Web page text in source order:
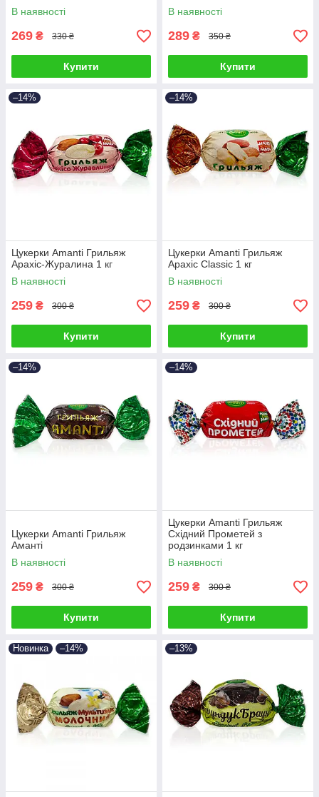
В наявності
269 ₴ 330 ₴
Купити
В наявності
289 ₴ 350 ₴
Купити
–14%
Цукерки Amanti Грильяж
Арахіс-Журалина 1 кг
В наявності
259 ₴ 300 ₴
Купити
–14%
Цукерки Amanti Грильяж
Арахіс Classic 1 кг
В наявності
259 ₴ 300 ₴
Купити
–14%
Цукерки Amanti Грильяж
Аманті
В наявності
259 ₴ 300 ₴
Купити
–14%
Цукерки Amanti Грильяж
Східний Прометей з
родзинками 1 кг
В наявності
259 ₴ 300 ₴
Купити
Новинка –14% –13%